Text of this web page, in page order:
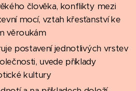
člověka, konflikty mezi
mocí, vztah křesťanství ke
věroukám
postavení jednotlivých vrstev
uvede příklady
kultury